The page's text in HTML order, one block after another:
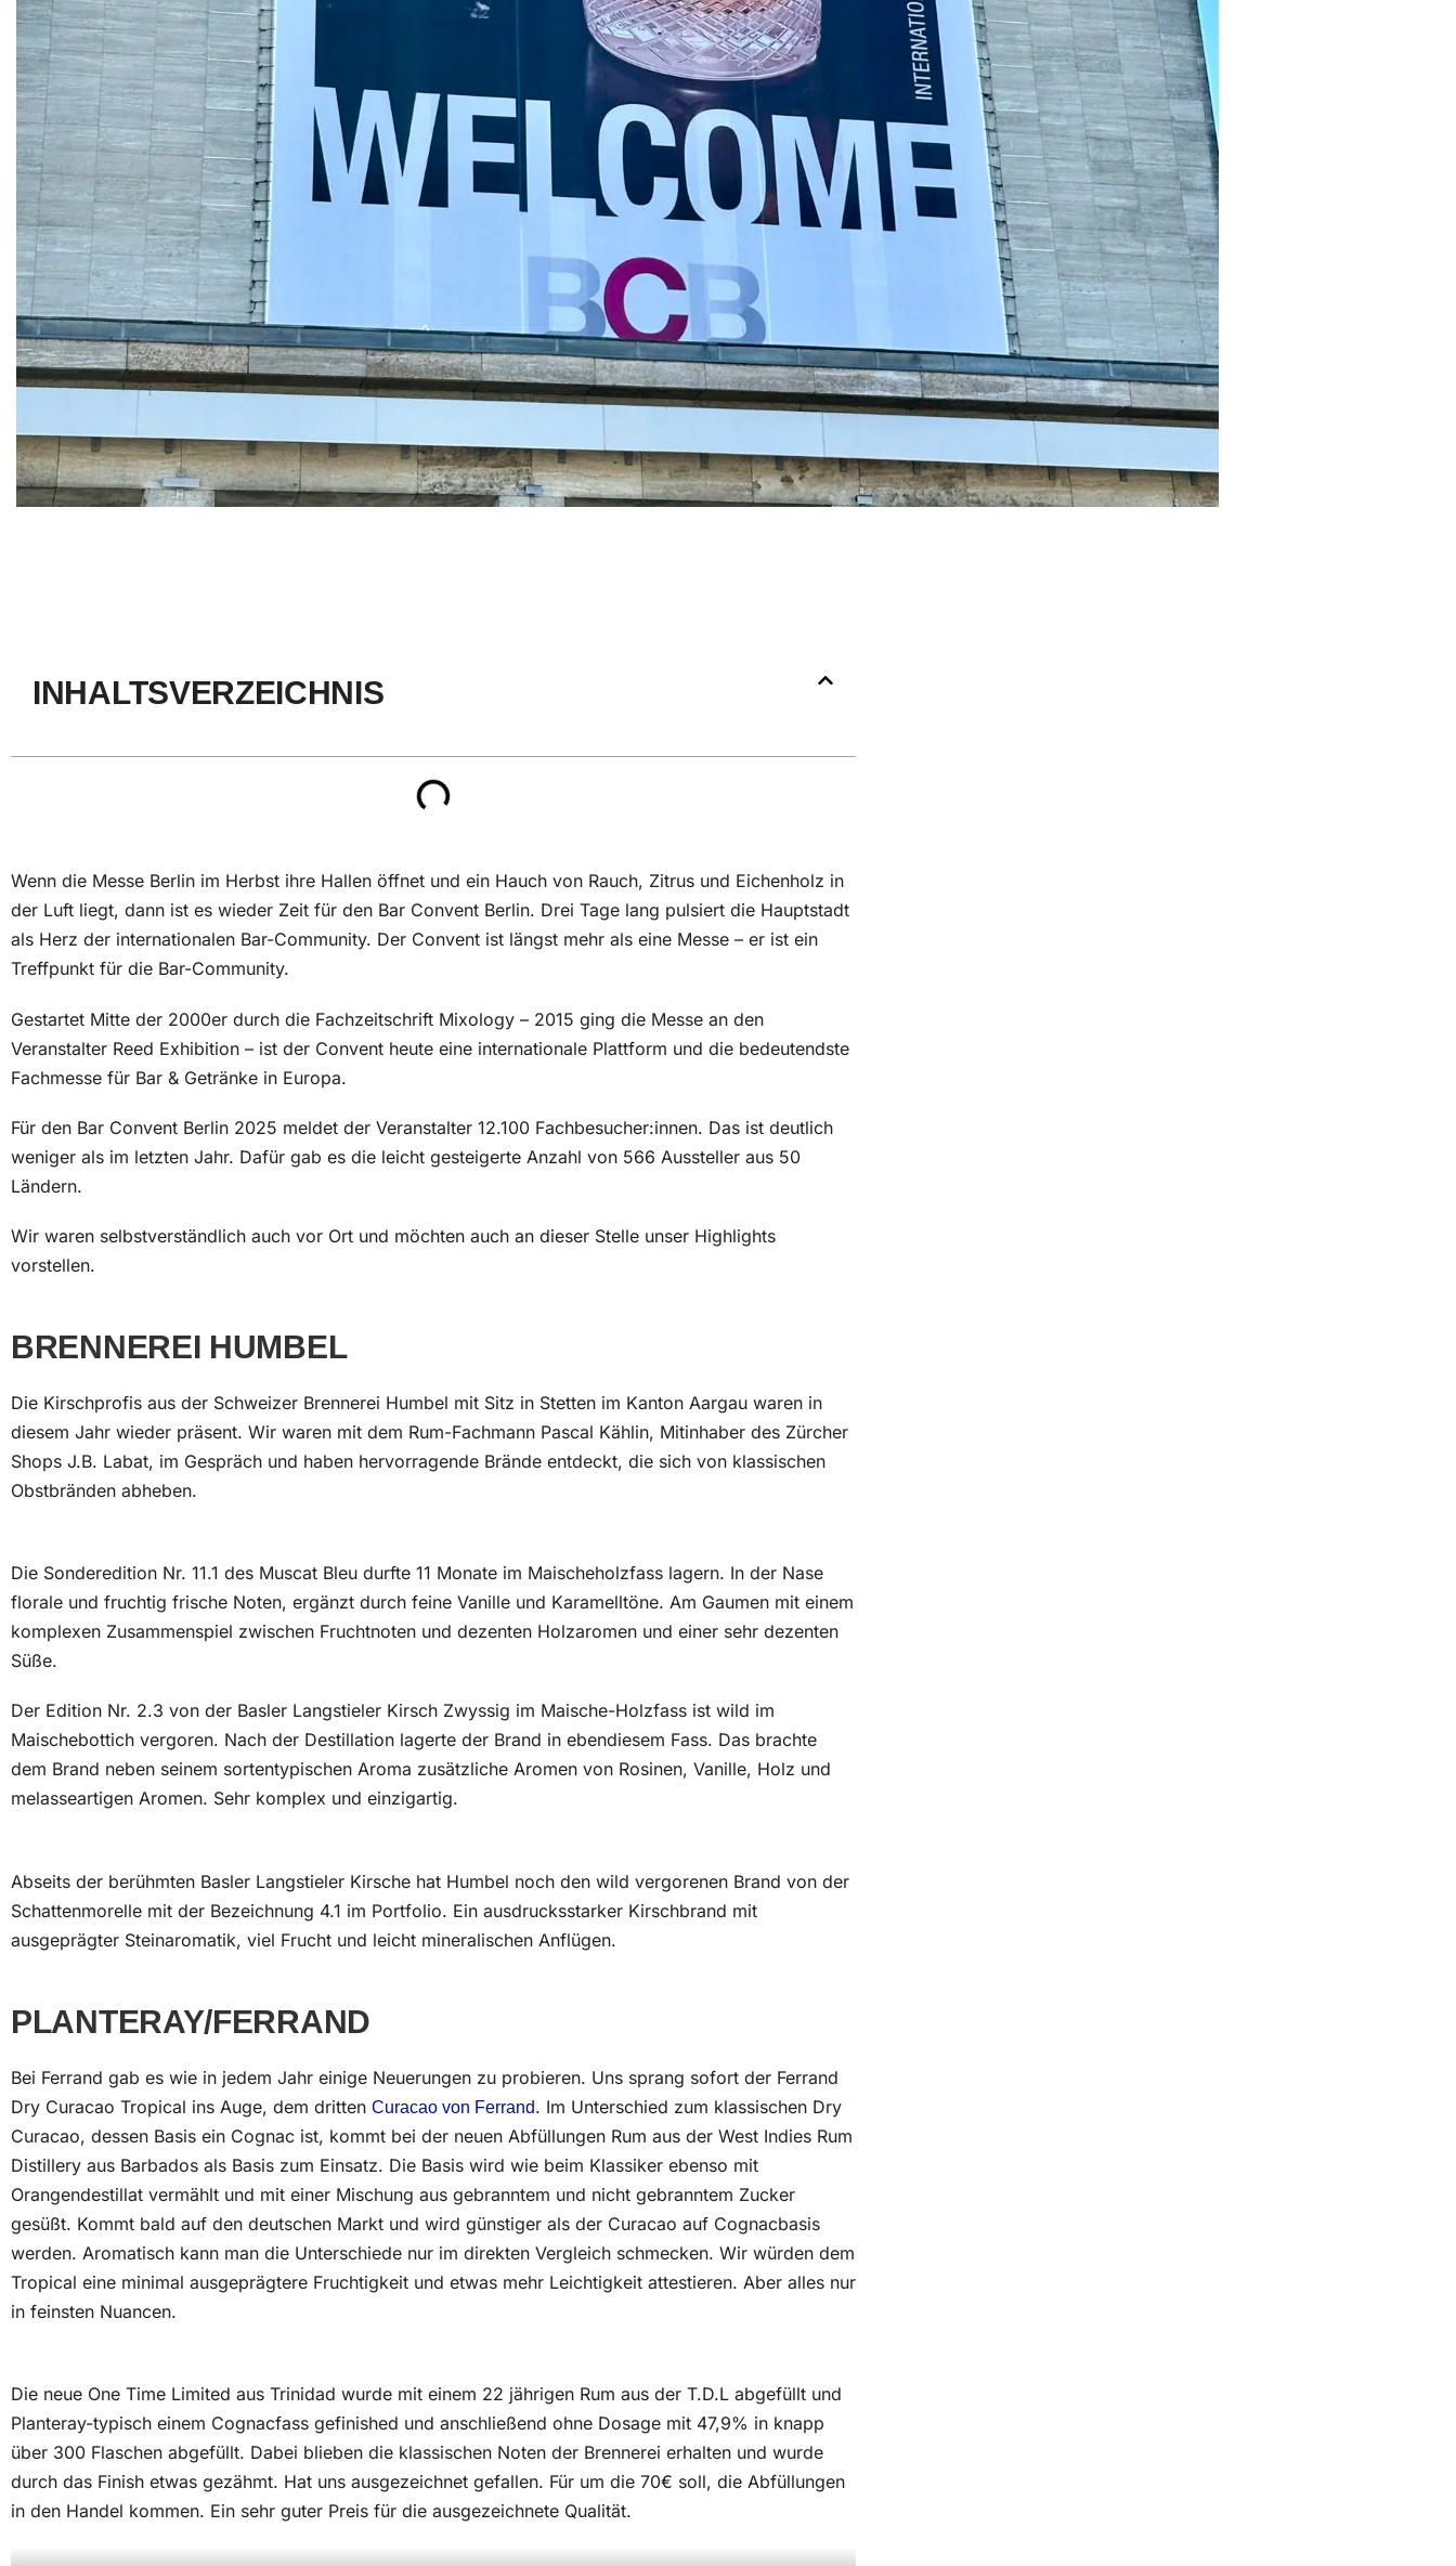
INHALTSVERZEICHNIS
Wenn die Messe Berlin im Herbst ihre Hallen öffnet und ein Hauch von Rauch, Zitrus und Eichenholz in
der Luft liegt, dann ist es wieder Zeit für den Bar Convent Berlin. Drei Tage lang pulsiert die Hauptstadt
als Herz der internationalen Bar-Community. Der Convent ist längst mehr als eine Messe – er ist ein
Treffpunkt für die Bar-Community.
Gestartet Mitte der 2000er durch die Fachzeitschrift Mixology – 2015 ging die Messe an den
Veranstalter Reed Exhibition – ist der Convent heute eine internationale Plattform und die bedeutendste
Fachmesse für Bar & Getränke in Europa.
Für den Bar Convent Berlin 2025 meldet der Veranstalter 12.100 Fachbesucher:innen. Das ist deutlich
weniger als im letzten Jahr. Dafür gab es die leicht gesteigerte Anzahl von 566 Aussteller aus 50
Ländern.
Wir waren selbstverständlich auch vor Ort und möchten auch an dieser Stelle unser Highlights
vorstellen.
BRENNEREI HUMBEL
Die Kirschprofis aus der Schweizer Brennerei Humbel mit Sitz in Stetten im Kanton Aargau waren in
diesem Jahr wieder präsent. Wir waren mit dem Rum-Fachmann Pascal Kählin, Mitinhaber des Zürcher
Shops J.B. Labat, im Gespräch und haben hervorragende Brände entdeckt, die sich von klassischen
Obstbränden abheben.
Die Sonderedition Nr. 11.1 des Muscat Bleu durfte 11 Monate im Maischeholzfass lagern. In der Nase
florale und fruchtig frische Noten, ergänzt durch feine Vanille und Karamelltöne. Am Gaumen mit einem
komplexen Zusammenspiel zwischen Fruchtnoten und dezenten Holzaromen und einer sehr dezenten
Süße.
Der Edition Nr. 2.3 von der Basler Langstieler Kirsch Zwyssig im Maische-Holzfass ist wild im
Maischebottich vergoren. Nach der Destillation lagerte der Brand in ebendiesem Fass. Das brachte
dem Brand neben seinem sortentypischen Aroma zusätzliche Aromen von Rosinen, Vanille, Holz und
melasseartigen Aromen. Sehr komplex und einzigartig.
Abseits der berühmten Basler Langstieler Kirsche hat Humbel noch den wild vergorenen Brand von der
Schattenmorelle mit der Bezeichnung 4.1 im Portfolio. Ein ausdrucksstarker Kirschbrand mit
ausgeprägter Steinaromatik, viel Frucht und leicht mineralischen Anflügen.
PLANTERAY/FERRAND
Bei Ferrand gab es wie in jedem Jahr einige Neuerungen zu probieren. Uns sprang sofort der Ferrand
Dry Curacao Tropical ins Auge, dem dritten Curacao von Ferrand. Im Unterschied zum klassischen Dry
Curacao, dessen Basis ein Cognac ist, kommt bei der neuen Abfüllungen Rum aus der West Indies Rum
Distillery aus Barbados als Basis zum Einsatz. Die Basis wird wie beim Klassiker ebenso mit
Orangendestillat vermählt und mit einer Mischung aus gebranntem und nicht gebranntem Zucker
gesüßt. Kommt bald auf den deutschen Markt und wird günstiger als der Curacao auf Cognacbasis
werden. Aromatisch kann man die Unterschiede nur im direkten Vergleich schmecken. Wir würden dem
Tropical eine minimal ausgeprägtere Fruchtigkeit und etwas mehr Leichtigkeit attestieren. Aber alles nur
in feinsten Nuancen.
Die neue One Time Limited aus Trinidad wurde mit einem 22 jährigen Rum aus der T.D.L abgefüllt und
Planteray-typisch einem Cognacfass gefinished und anschließend ohne Dosage mit 47,9% in knapp
über 300 Flaschen abgefüllt. Dabei blieben die klassischen Noten der Brennerei erhalten und wurde
durch das Finish etwas gezähmt. Hat uns ausgezeichnet gefallen. Für um die 70€ soll, die Abfüllungen
in den Handel kommen. Ein sehr guter Preis für die ausgezeichnete Qualität.